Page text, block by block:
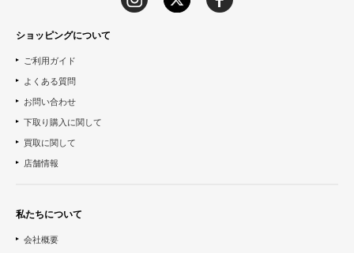
ショッピングについて
ご利用ガイド
よくある質問
お問い合わせ
下取り購入に関して
買取に関して
店舗情報
私たちについて
会社概要